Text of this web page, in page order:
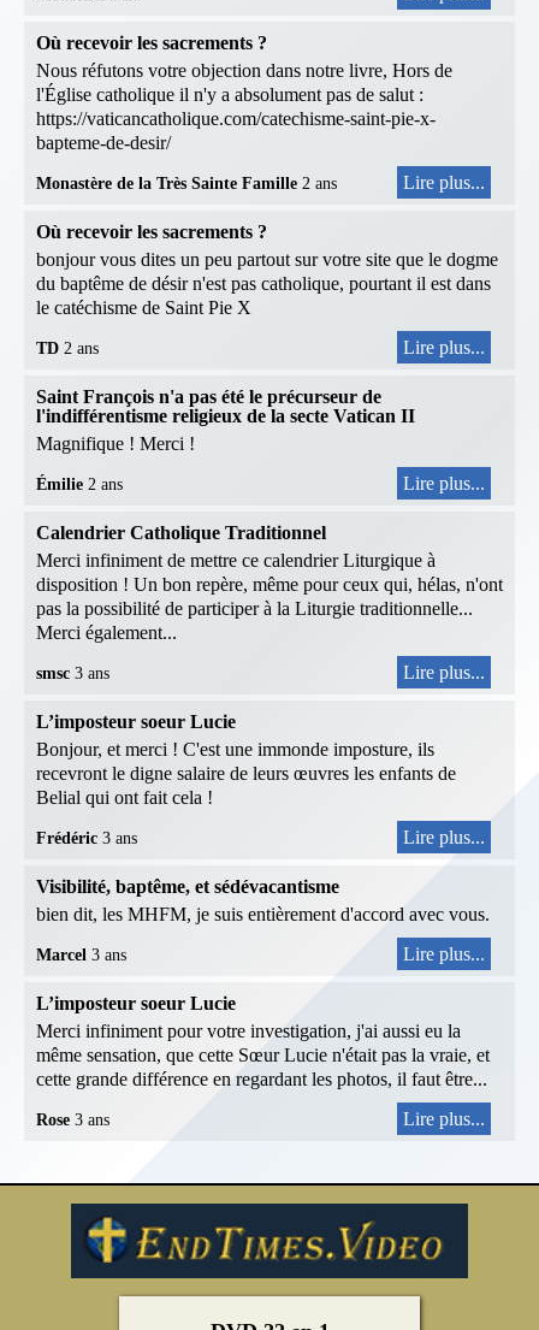
Où recevoir les sacrements ?
Nous réfutons votre objection dans notre livre, Hors de
l'Église catholique il n'y a absolument pas de salut :
https://vaticancatholique.com/catechisme-saint-pie-x-
bapteme-de-desir/
Monastère de la Très Sainte Famille 2 ans Lire plus...
Où recevoir les sacrements ?
bonjour vous dites un peu partout sur votre site que le dogme
du baptême de désir n'est pas catholique, pourtant il est dans
le catéchisme de Saint Pie X
TD 2 ans Lire plus...
Saint François n'a pas été le précurseur de
l'indifférentisme religieux de la secte Vatican II
Magnifique ! Merci !
Émilie 2 ans Lire plus...
Calendrier Catholique Traditionnel
Merci infiniment de mettre ce calendrier Liturgique à
disposition ! Un bon repère, même pour ceux qui, hélas, n'ont
pas la possibilité de participer à la Liturgie traditionnelle...
Merci également...
smsc 3 ans Lire plus...
L’imposteur soeur Lucie
Bonjour, et merci ! C'est une immonde imposture, ils
recevront le digne salaire de leurs œuvres les enfants de
Belial qui ont fait cela !
Frédéric 3 ans Lire plus...
Visibilité, baptême, et sédévacantisme
bien dit, les MHFM, je suis entièrement d'accord avec vous.
Marcel 3 ans Lire plus...
L’imposteur soeur Lucie
Merci infiniment pour votre investigation, j'ai aussi eu la
même sensation, que cette Sœur Lucie n'était pas la vraie, et
cette grande différence en regardant les photos, il faut être...
Rose 3 ans Lire plus...